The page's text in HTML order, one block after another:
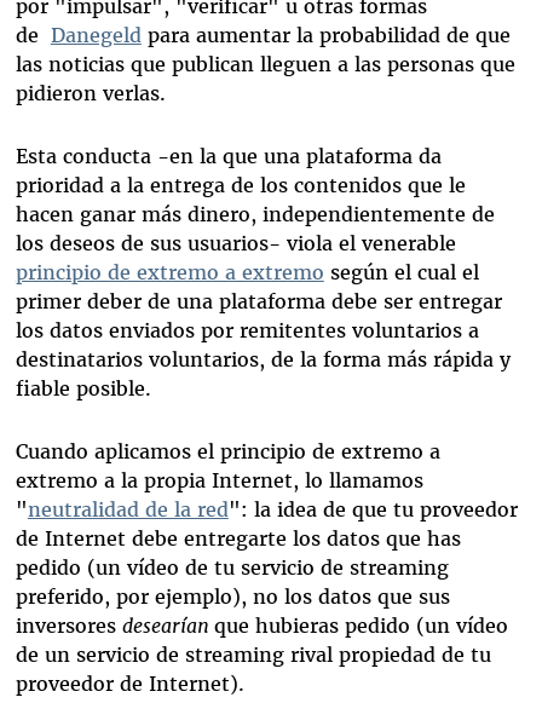
por "impulsar", "verificar" u otras formas
de Danegeld para aumentar la probabilidad de que
las noticias que publican lleguen a las personas que
pidieron verlas.
Esta conducta -en la que una plataforma da
prioridad a la entrega de los contenidos que le
hacen ganar más dinero, independientemente de
los deseos de sus usuarios- viola el venerable
principio de extremo a extremo según el cual el
primer deber de una plataforma debe ser entregar
los datos enviados por remitentes voluntarios a
destinatarios voluntarios, de la forma más rápida y
fiable posible.
Cuando aplicamos el principio de extremo a
extremo a la propia Internet, lo llamamos
"neutralidad de la red": la idea de que tu proveedor
de Internet debe entregarte los datos que has
pedido (un vídeo de tu servicio de streaming
preferido, por ejemplo), no los datos que sus
inversores desearían que hubieras pedido (un vídeo
de un servicio de streaming rival propiedad de tu
proveedor de Internet).